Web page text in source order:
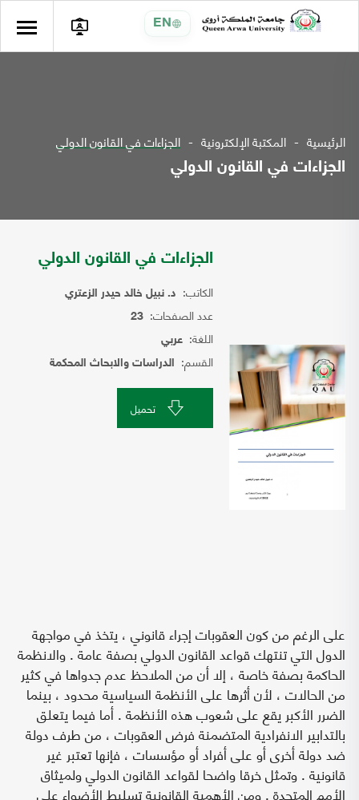
EN
الرئيسية المكتبة الإلكترونية الجزاءات في القانون الدولي
الجزاءات في القانون الدولي
الجزاءات في القانون الدولي
الكاتب: د. نبيل خالد حيدر الزعتري
عدد الصفحات: 23
اللغة: عربي
القسم: الدراسات والابحاث المحكمة
تحميل
على الرغم من كون العقوبات إجراء قانوني ، يتخذ في مواجهة
الدول التي تنتهك قواعد القانون الدولي بصفة عامة . والانظمة
الحاكمة بصفة خاصة ، إلا أن من الملاحظ عدم جدواها في كثير
من الحالات ، لأن أثرها على الأنظمة السياسية محدود ، بينما
الضرر الأكبر يقع على شعوب هذه الأنظمة . أما فيما يتعلق
بالتدابير الانفرادية المتضمنة فرض العقوبات ، من طرف دولة
ضد دولة أخرى أو على أفراد أو مؤسسات ، فإنها تعتبر غير
قانونية . وتمثل خرقا واضحا لقواعد القانون الدولي ولميثاق
الأمم المتحدة . ومن الأهمية القانونية تسليط الأضواء على